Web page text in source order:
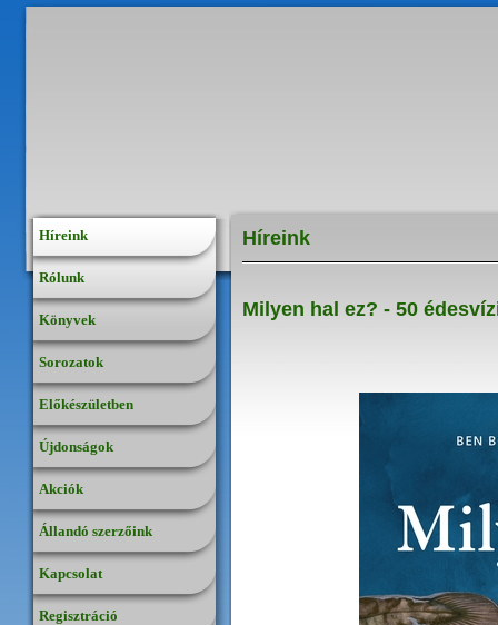
Híreink
Rólunk
Könyvek
Sorozatok
Előkészületben
Újdonságok
Akciók
Állandó szerzőink
Kapcsolat
Regisztráció
Híreink
Milyen hal ez? - 50